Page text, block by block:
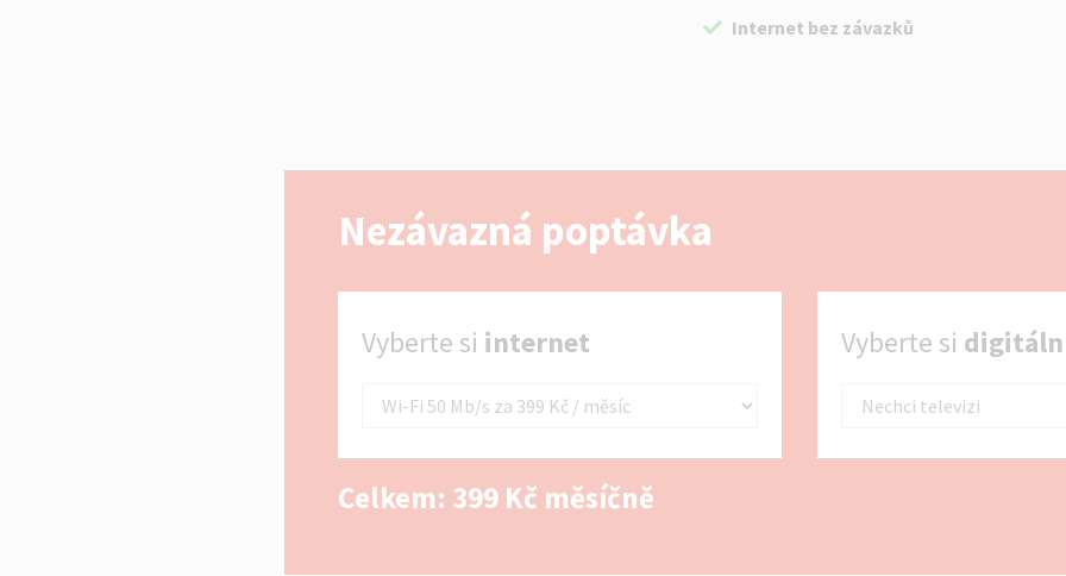
Internet bez závazků
Nezávazná poptávka
Vyberte si internet
Vyberte si internet Vyberte si digitální TV
Vyberte si
Celkem: 399 Kč měsíčně